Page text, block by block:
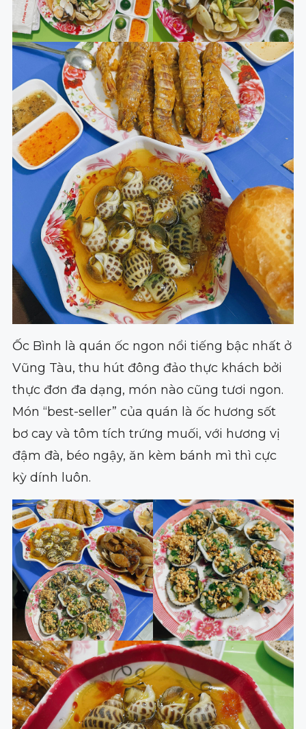
Ốc Bình là quán ốc ngon nổi tiếng bậc nhất ở
Vũng Tàu, thu hút đông đảo thực khách bởi
thực đơn đa dạng, món nào cũng tươi ngon.
Món “best-seller” của quán là ốc hương sốt
bơ cay và tôm tích trứng muối, với hương vị
đậm đà, béo ngậy, ăn kèm bánh mì thì cực
kỳ dính luôn.